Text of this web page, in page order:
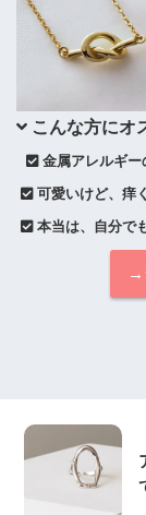
こんな方にオ
金属アレルギ
可愛いけど、痒
本当は、自分で
→